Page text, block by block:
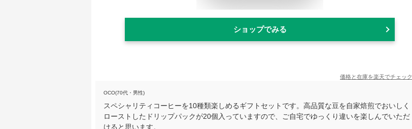
ショップでみる
価格と在庫を楽天でチェック
OCO(70代・男性)
スペシャリティコーヒーを10種類楽しめるギフトセットです。高品質な豆を自家焙煎でおいしく
ローストしたドリップパックが20個入っていますので、ご自宅でゆっくり違いを楽しんでいただ
けると思います。